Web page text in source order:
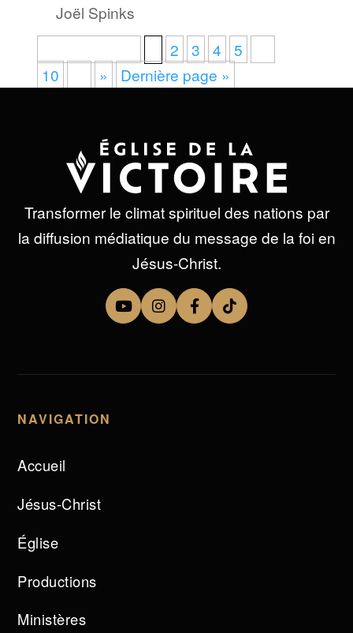
Joël Spinks
2 3 4 5
10
» Dernière page »
Transformer le climat spirituel des nations par
la diffusion médiatique du message de la foi en
Jésus-Christ.
NAVIGATION
Accueil
Jésus-Christ
Église
Productions
Ministères